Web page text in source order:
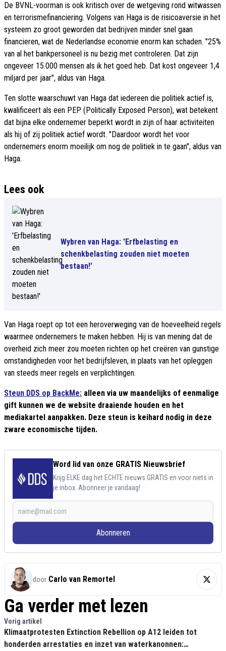
De BVNL-voorman is ook kritisch over de wetgeving rond witwassen
en terrorismefinanciering. Volgens van Haga is de risicoaversie in het
systeem zo groot geworden dat bedrijven minder snel gaan
financieren, wat de Nederlandse economie enorm kan schaden. "25%
van al het bankpersoneel is nu bezig met controleren. Dat zijn
ongeveer 15.000 mensen als ik het goed heb. Dat kost ongeveer 1,4
miljard per jaar", aldus van Haga.
Ten slotte waarschuwt van Haga dat iedereen die politiek actief is,
kwalificeert als een PEP (Politically Exposed Person), wat betekent
dat bijna elke ondernemer beperkt wordt in zijn of haar activiteiten
als hij of zij politiek actief wordt. "Daardoor wordt het voor
ondernemers enorm moeilijk om nog de politiek in te gaan", aldus van
Haga.
Lees ook
Wybren van Haga: 'Erfbelasting en
schenkbelasting zouden niet moeten
bestaan!'
Van Haga roept op tot een heroverweging van de hoeveelheid regels
waarmee ondernemers te maken hebben. Hij is van mening dat de
overheid zich meer zou moeten richten op het creëren van gunstige
omstandigheden voor het bedrijfsleven, in plaats van het opleggen
van steeds meer regels en verplichtingen.
Steun DDS op BackMe: alleen via uw maandelijks of eenmalige
gift kunnen we de website draaiende houden en het
mediakartel aanpakken. Deze steun is keihard nodig in deze
zware economische tijden.
Word lid van onze GRATIS Nieuwsbrief
Krijg ELKE dag het ECHTE nieuws GRATIS en voor niets in
je inbox. Abonneer je vandaag!
Abonneren
door Carlo van Remortel
Ga verder met lezen
Vorig artikel
Klimaatprotesten Extinction Rebellion op A12 leiden tot
honderden arrestaties en inzet van waterkanonnen: